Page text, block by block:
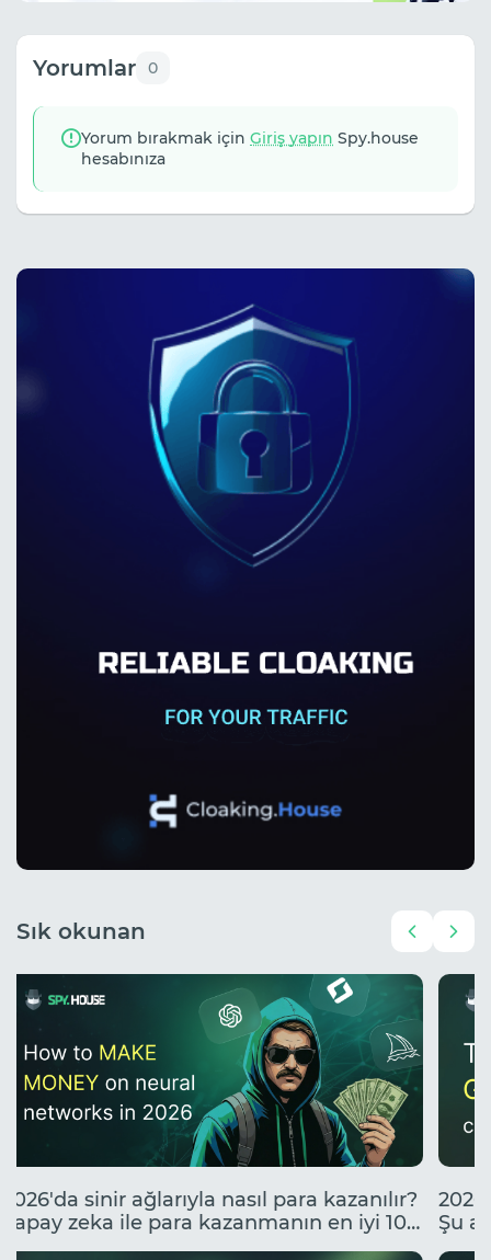
Yorumlar 0
Yorum bırakmak için Giriş yapın Spy.house
hesabınıza
Sık okunan
2026'da sinir ağlarıyla nasıl para kazanılır?
Yapay zeka ile para kazanmanın en iyi 10
yolu.
Şu